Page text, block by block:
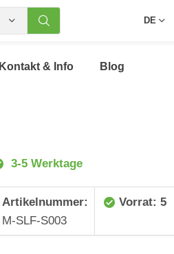
DE
Kontakt & Info Blog
3-5 Werktage
Artikelnummer:
M-SLF-S003
Vorrat: 5